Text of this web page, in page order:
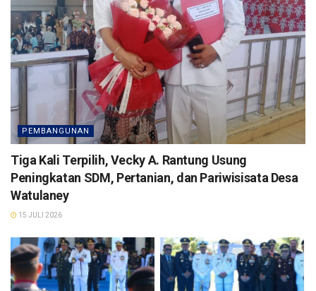
PEMBANGUNAN
Tiga Kali Terpilih, Vecky A. Rantung Usung
Peningkatan SDM, Pertanian, dan Pariwisisata Desa
Watulaney
15 JULI 2026